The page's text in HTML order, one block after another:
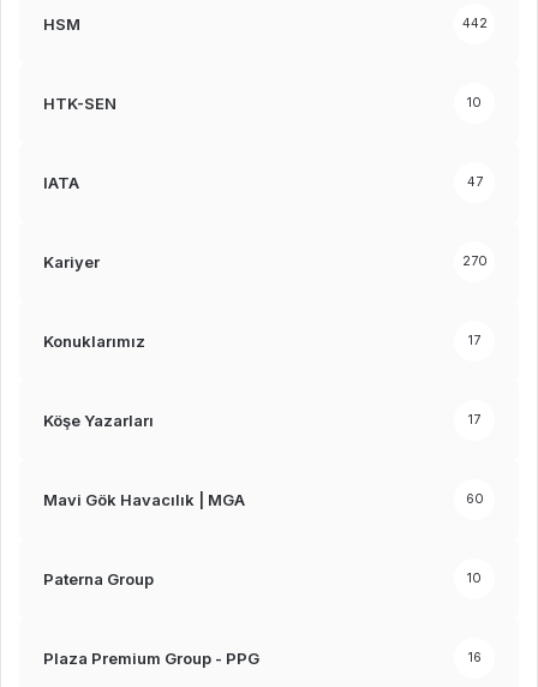
HSM 442
HTK-SEN 10
IATA 47
Kariyer 270
Konuklarımız 17
Köşe Yazarları 17
Mavi Gök Havacılık | MGA 60
Paterna Group 10
Plaza Premium Group - PPG 16